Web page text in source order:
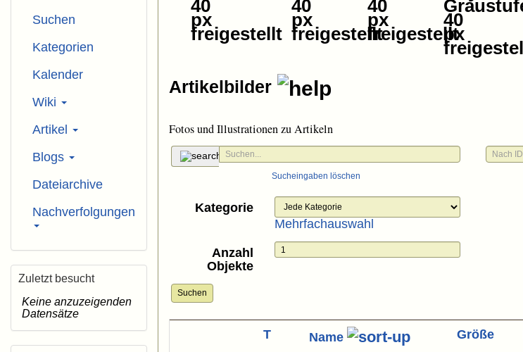
Artikelbilder
Fotos und Illustrationen zu Artikeln
Sucheingaben löschen
Kategorie
Mehrfachauswahl
Anzahl
Objekte
Suchen
T Name Größe
Suchen
Kategorien
Kalender
Wiki
Artikel
Blogs
Dateiarchive
Nachverfolgungen
Zuletzt besucht
Keine anzuzeigenden
Datensätze